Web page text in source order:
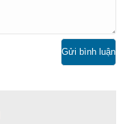
Gửi bình luận